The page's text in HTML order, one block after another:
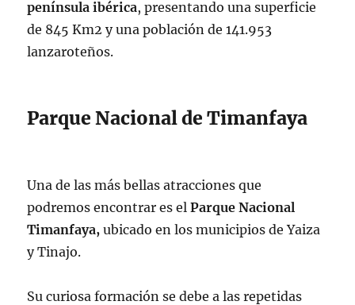
península ibérica, presentando una superficie
de 845 Km2 y una población de 141.953
lanzaroteños.
Parque Nacional de Timanfaya
Una de las más bellas atracciones que
podremos encontrar es elParque Nacional
Timanfaya,ubicado en los municipios de Yaiza
y Tinajo.
Su curiosa formación se debe a las repetidas